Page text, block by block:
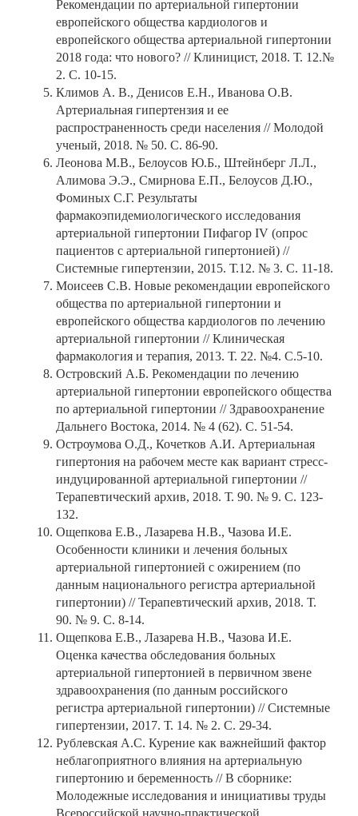
Рекомендации по артериальной гипертонии
европейского общества кардиологов и
европейского общества артериальной гипертонии
2018 года: что нового? // Клиницист, 2018. Т. 12.№
2. С. 10-15.
Климов А. В., Денисов Е.Н., Иванова О.В.
Артериальная гипертензия и ее
распространенность среди населения // Молодой
ученый, 2018. № 50. С. 86-90.
Леонова М.В., Белоусов Ю.Б., Штейнберг Л.Л.,
Алимова Э.Э., Смирнова Е.П., Белоусов Д.Ю.,
Фоминых С.Г. Результаты
фармакоэпидемиологического исследования
артериальной гипертонии Пифагор IV (опрос
пациентов с артериальной гипертонией) //
Системные гипертензии, 2015. Т.12. № 3. С. 11-18.
Моисеев С.В. Новые рекомендации европейского
общества по артериальной гипертонии и
европейского общества кардиологов по лечению
артериальной гипертонии // Клиническая
фармакология и терапия, 2013. Т. 22. №4. С.5-10.
Островский А.Б. Рекомендации по лечению
артериальной гипертонии европейского общества
по артериальной гипертонии // Здравоохранение
Дальнего Востока, 2014. № 4 (62). С. 51-54.
Остроумова О.Д., Кочетков А.И. Артериальная
гипертония на рабочем месте как вариант стресс-
индуцированной артериальной гипертонии //
Терапевтический архив, 2018. Т. 90. № 9. С. 123-
132.
Ощепкова Е.В., Лазарева Н.В., Чазова И.Е.
Особенности клиники и лечения больных
артериальной гипертонией с ожирением (по
данным национального регистра артериальной
гипертонии) // Терапевтический архив, 2018. Т.
90. № 9. С. 8-14.
Ощепкова Е.В., Лазарева Н.В., Чазова И.Е.
Оценка качества обследования больных
артериальной гипертонией в первичном звене
здравоохранения (по данным российского
регистра артериальной гипертонии) // Системные
гипертензии, 2017. Т. 14. № 2. С. 29-34.
Рублевская А.С. Курение как важнейший фактор
неблагоприятного влияния на артериальную
гипертонию и беременность // В сборнике:
Молодежные исследования и инициативы труды
Всероссийской научно-практической